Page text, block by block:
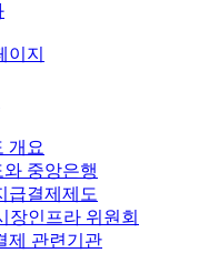
이지
개요
중앙은행
급결제제도
장인프라 위원회
제 관련기관